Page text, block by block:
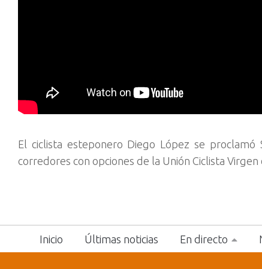
El ciclista esteponero Diego López se
corredores con opciones de la Unión Ciclista
Inicio Últimas noticias En directo